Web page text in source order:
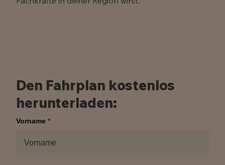
Den Fahrplan kostenlos
herunterladen:
Vorname *